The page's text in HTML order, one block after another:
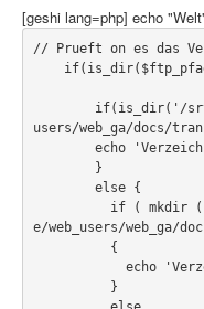
Webdesign
CMS
JavaScript
Sicherheit
Webdesign +
[geshi lang=php] echo
// Prueft on es das
users/web_ga/docs/
e/web_users/web_ga/